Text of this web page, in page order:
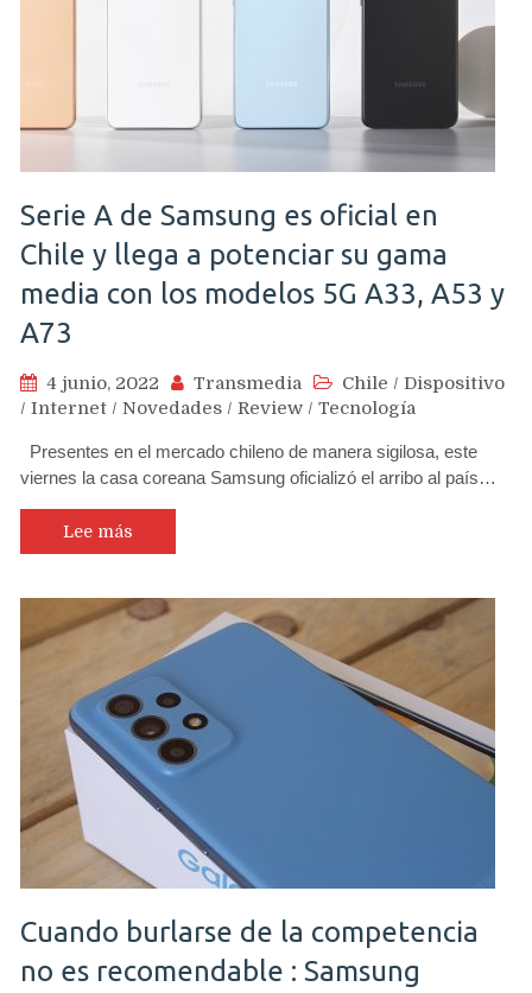
Serie A de Samsung es oficial en
Chile y llega a potenciar su gama
media con los modelos 5G A33, A53 y
A73
4 junio, 2022 Transmedia Chile / Dispositivo
/ Internet / Novedades / Review / Tecnología
Presentes en el mercado chileno de manera sigilosa, este
viernes la casa coreana Samsung oficializó el arribo al país…
Lee más
Cuando burlarse de la competencia
no es recomendable : Samsung